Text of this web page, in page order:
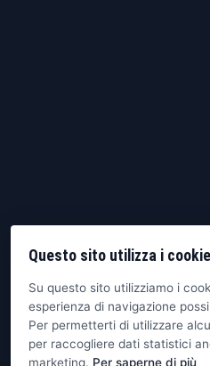
Questo sito utilizza i cookie
Su questo sito utilizziamo i
esperienza di navigazione
Per permetterti di utilizzare
per raccogliere dati statistici
marketing. Per saperne di più